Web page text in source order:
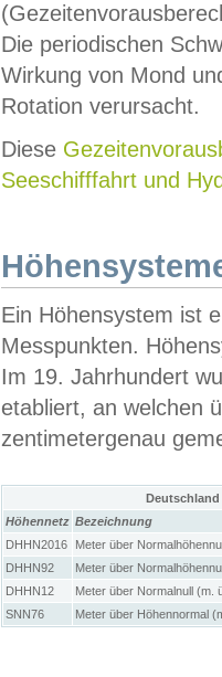
Die periodischen
Wirkung von Mond
Rotation verursacht.
Diese
Seeschifffahrt und
Ein Höhensystem ist
Messpunkten.
Im 19. Jahrhundert
etabliert, an welchen
zentimetergenau
Höhennetz Bezeichnung
DHHN2016
Meter über
DHHN92
Meter über
DHHN12
Meter über Normalnull (m.
SNN76
Meter über Höhennormal